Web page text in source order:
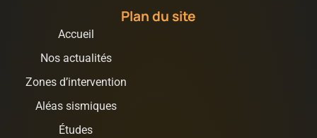
Plan du site
Accueil
Nos actualités
Zones d’intervention
Aléas sismiques
Études